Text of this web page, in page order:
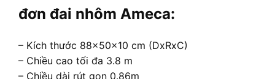
đơn đai nhôm Ameca:
– Kích thước 88x50x10 cm (DxRxC)
– Chiều cao tối đa 3.8 m
– Chiều dài rút gọn 0.86m